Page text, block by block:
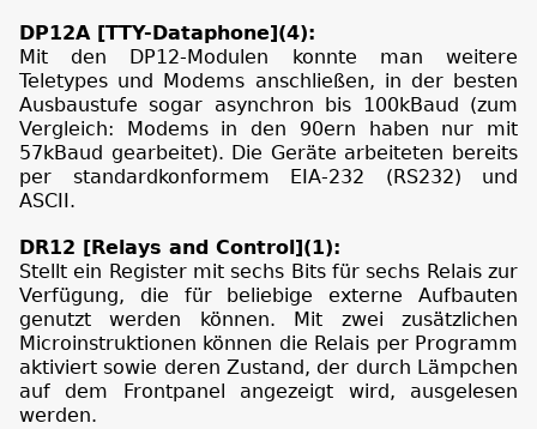
DP12A [TTY-Dataphone](4):
Mit den DP12-Modulen konnte man weitere
Teletypes und Modems anschließen, in der besten
Ausbaustufe sogar asynchron bis 100kBaud (zum
Vergleich: Modems in den 90ern haben nur mit
57kBaud gearbeitet). Die Geräte arbeiteten bereits
per standardkonformem EIA-232 (RS232) und
ASCII.
DR12 [Relays and Control](1):
Stellt ein Register mit sechs Bits für sechs Relais zur
Verfügung, die für beliebige externe Aufbauten
genutzt werden können. Mit zwei zusätzlichen
Microinstruktionen können die Relais per Programm
aktiviert sowie deren Zustand, der durch Lämpchen
auf dem Frontpanel angezeigt wird, ausgelesen
werden.